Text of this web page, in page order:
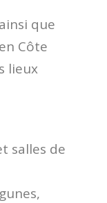
que
Côte
lieux
salles de